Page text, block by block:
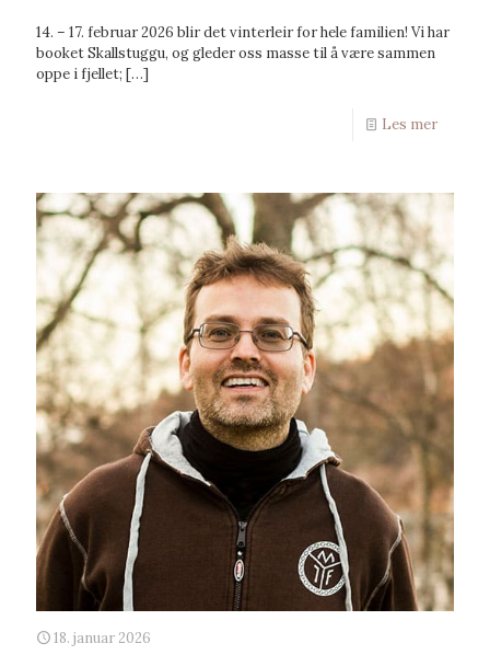
14. – 17. februar 2026 blir det vinterleir for hele familien! Vi har
booket Skallstuggu, og gleder oss masse til å være sammen
oppe i fjellet; […]
Les mer
18. januar 2026